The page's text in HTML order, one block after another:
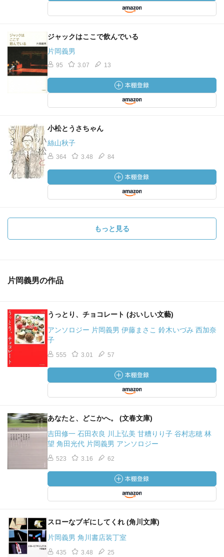
ジャックはここで飲んでいる
片岡義男
95 3.07 13
小松とうさちゃん
絲山秋子
364 3.48 84
もっと見る
片岡義男の作品
うっとり、チョコレート (おいしい文藝)
アンソロジー 片岡義男 伊藤まさこ 鈴木いづみ 西加奈
子
555 3.01 57
あなたと、どこかへ。 (文春文庫)
吉田修一 石田衣良 川上弘美 甘糟りり子 谷村志穂 林
望 角田光代 片岡義男 アンソロジー
523 3.16 62
スローなブギにしてくれ (角川文庫)
片岡義男 角川書店装丁室
435 3.48 25